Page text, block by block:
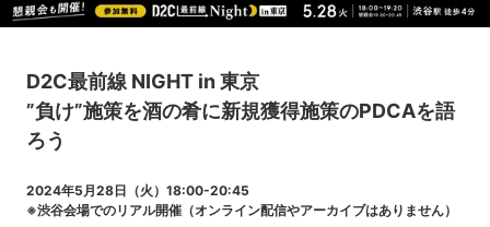
D2C最前線 NIGHT in 東京
”負け”施策を酒の肴に新規獲得施策のPDCAを語
ろう
2024年5月28日（火）18:00-20:45
※渋谷会場でのリアル開催（オンライン配信やアーカイブはありません）